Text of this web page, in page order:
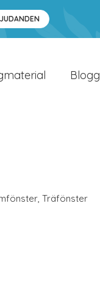
Blogg
, Träfönster